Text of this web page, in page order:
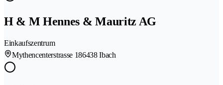
H & M Hennes & Mauritz AG
Einkaufszentrum
Mythencenterstrasse 186438 Ibach